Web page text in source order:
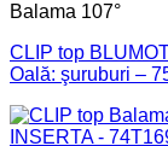
Balama 107°
CLIP top
Oală: şuruburi –